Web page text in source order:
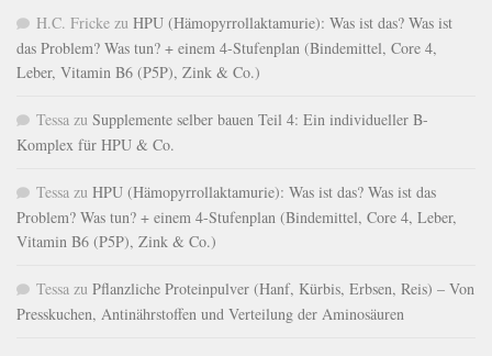
H.C. Fricke zu HPU (Hämopyrrollaktamurie): Was ist das? Was ist
das Problem? Was tun? + einem 4-Stufenplan (Bindemittel, Core 4,
Leber, Vitamin B6 (P5P), Zink & Co.)
Tessa zu Supplemente selber bauen Teil 4: Ein individueller B-
Komplex für HPU & Co.
Tessa zu HPU (Hämopyrrollaktamurie): Was ist das? Was ist das
Problem? Was tun? + einem 4-Stufenplan (Bindemittel, Core 4, Leber,
Vitamin B6 (P5P), Zink & Co.)
Tessa zu Pflanzliche Proteinpulver (Hanf, Kürbis, Erbsen, Reis) – Von
Presskuchen, Antinährstoffen und Verteilung der Aminosäuren